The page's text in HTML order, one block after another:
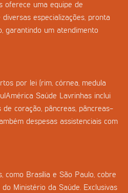
oferece uma equipe de
especializações, pronta
garantindo um atendimento
por lei (rim, córnea, medula
Saúde Lavrinhas inclui
coração, pâncreas, pâncreas-
despesas assistenciais com
como Brasília e São Paulo, cobre
Ministério da Saúde. Exclusivas